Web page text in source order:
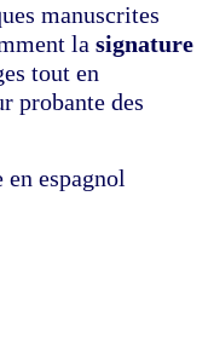
manuscrites
la signature
tout en
probante des
en espagnol